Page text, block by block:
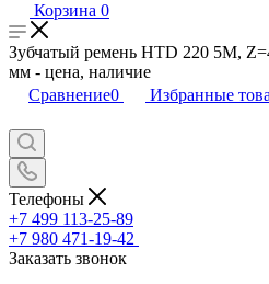
Корзина 0
Зубчатый ремень HTD 220 5M,
мм - цена, наличие
Сравнение0 Избранные
Телефоны
+7 499 113-25-89
+7 980 471-19-42
Заказать звонок